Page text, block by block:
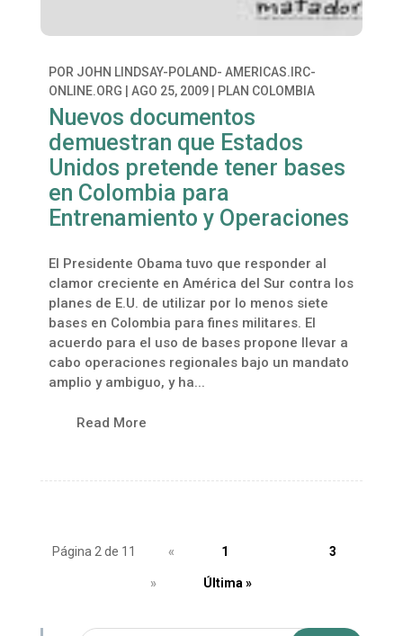
POR JOHN LINDSAY-POLAND- AMERICAS.IRC-
ONLINE.ORG
AGO 25, 2009| PLAN COLOMBIA
Nuevos documentos
demuestran que Estados
Unidos pretende tener bases
en Colombia para
Entrenamiento y Operaciones
El Presidente Obama tuvo que responder al
clamor creciente en América del Sur contra los
planes de E.U. de utilizar por lo menos siete
bases en Colombia para fines militares. El
acuerdo para el uso de bases propone llevar a
cabo operaciones regionales bajo un mandato
amplio y ambiguo, y ha...
Read More
Página 2 de 11 « 1 3
» Última »